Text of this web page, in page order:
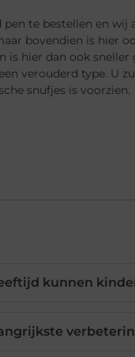
te bestellen en wij
bovendien is hier
is hier dan ook
verouderd type. U
snufjes is voorzien.
kunnen